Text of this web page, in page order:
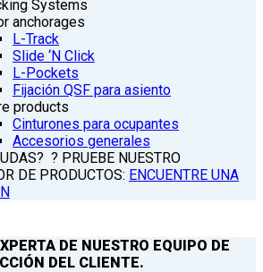
Systems
anchorages
L-Track
Slide ‘N Click
L-Pockets
Fijación QSF para asiento
products
Cinturones para ocupantes
Accesorios generales
? PRUEBE NUESTRO
DE PRODUCTOS: ENCUENTRE UNA
DE NUESTRO EQUIPO DE
DEL CLIENTE.